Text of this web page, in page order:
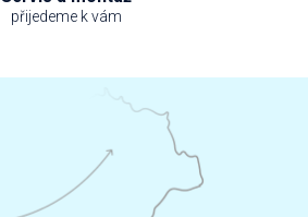
přijedeme k vám